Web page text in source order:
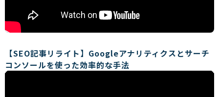
【SEO記事リライト】Googleアナリティクスとサーチ
コンソールを使った効率的な手法